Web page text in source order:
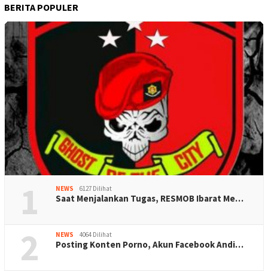
BERITA POPULER
1 NEWS 6127 Dilihat
Saat Menjalankan Tugas, RESMOB Ibarat Me…
2 NEWS 4064 Dilihat
Posting Konten Porno, Akun Facebook Andi…